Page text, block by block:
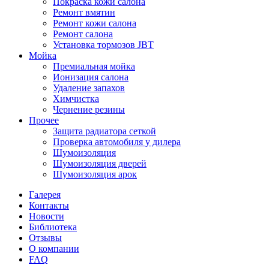
Ремонт вмятин
Ремонт кожи салона
Ремонт салона
Установка тормозов JBT
Мойка
Премиальная мойка
Ионизация салона
Удаление запахов
Химчистка
Чернение резины
Прочее
Защита радиатора сеткой
Проверка автомобиля у дилера
Шумоизоляция
Шумоизоляция дверей
Шумоизоляция арок
Галерея
Контакты
Новости
Библиотека
Отзывы
О компании
FAQ